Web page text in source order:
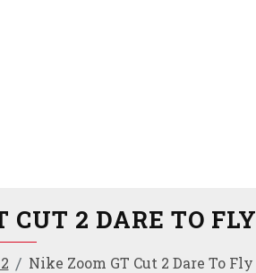
Nike Zoom GT Cut 2 Dare To Fly
2 DARE TO FLY